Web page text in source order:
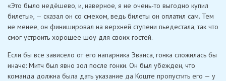
«Это было недёшево, и, наверное, я не очень-то выгодно купил
билеты», — сказал он со смехом, ведь билеты он оплатил сам. Тем
не менее, он финишировал на верхней ступени пьедестала, так что
смог устроить хорошее шоу для своих гостей.
Если бы все зависело от его напарника Эванса, гонка сложилась бы
иначе: Митч был явно зол после гонки. Он был убежден, что
команда должна была дать указание да Коште пропустить его — у